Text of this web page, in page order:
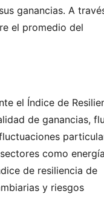
ganancias. A
el promedio del
el Índice de
de ganancias,
como
de resiliencia de
y riesgos